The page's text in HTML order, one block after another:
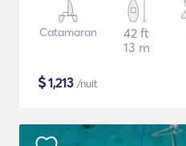
Catamaran
42 ft
13 m
$1,213 /nuit